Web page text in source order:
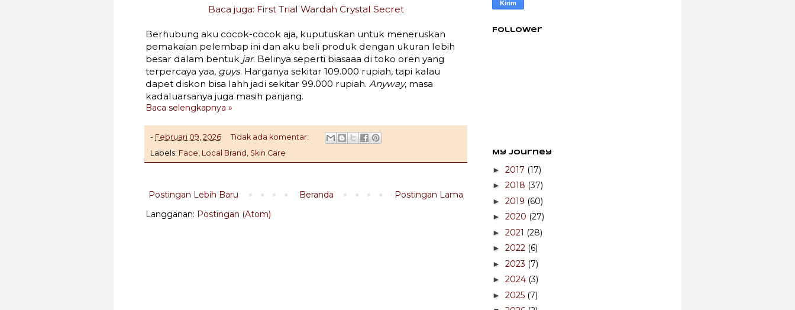
Baca juga: First Trial Wardah Crystal Secret
Berhubung aku cocok-cocok aja, kuputuskan untuk meneruskan
pemakaian pelembap ini dan aku beli produk dengan ukuran lebih
besar dalam bentuk jar. Belinya seperti biasaaa di toko oren yang
terpercaya yaa, guys. Harganya sekitar 109.000 rupiah, tapi kalau
dapet diskon bisa lahh jadi sekitar 99.000 rupiah. Anyway, masa
kadaluarsanya juga masih panjang.
Baca selengkapnya »
- Februari 09, 2026
Tidak ada komentar:
Labels: Face Local Brand Skin Care
Postingan Lebih Baru Postingan Lama
Beranda
Langganan: Postingan (Atom)
Follower
My Journey
► 2017 (17)
► 2018 (37)
► 2019 (60)
► 2020 (27)
► 2021 (28)
► 2022 (6)
► 2023 (7)
► 2024 (3)
► 2025 (7)